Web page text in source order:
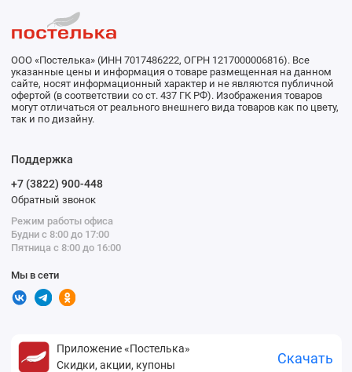
ООО «Постелька» (ИНН 7017486222, ОГРН 1217000006816). Все
указанные цены и информация о товаре размещенная на данном
сайте, носят информационный характер и не являются публичной
офертой (в соответствии со ст. 437 ГК РФ). Изображения товаров
могут отличаться от реального внешнего вида товаров как по цвету,
так и по дизайну.
Поддержка
+7 (3822) 900-448
Обратный звонок
Режим работы офиса
Будни с 8:00 до 17:00
Пятница с 8:00 до 16:00
Мы в сети
Приложение «Постелька»
Скидки, акции, купоны
Скачать